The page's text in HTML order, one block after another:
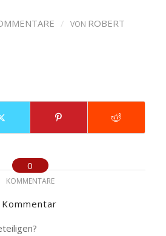
/ VON ROBERT
0
KOMMENTARE